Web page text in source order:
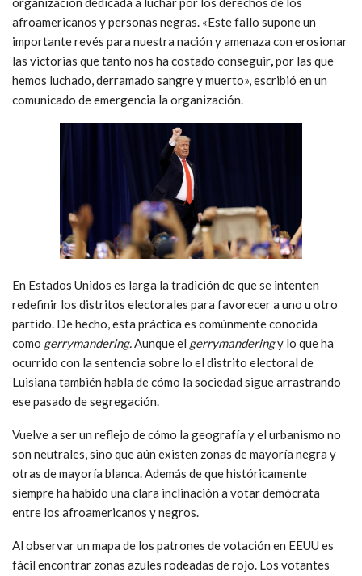
afroamericanos y personas negras. «Este fallo supone un
importante revés para nuestra nación y amenaza con erosionar
las victorias que tanto nos ha costado conseguir por las que
hemos luchado, derramado sangre y muerto», escribió en un
comunicado de emergencia la organización.
En Estados Unidos es larga la tradición de que se intenten
redefinir los distritos electorales para favorecer a uno u otro
partido. De hecho, esta práctica es comúnmente conocida
como gerrymandering.Aunque el gerrymanderingy lo que ha
ocurrido con la sentencia sobre lo el distrito electoral de
Luisiana también habla de cómo la sociedad sigue arrastrando
ese pasado de segregación.
Vuelve a ser un reflejo de cómo la geografía y el urbanismo no
son neutrales, sino que aún existen zonas de mayoría negra y
otras de mayoría blanca. Además de que históricamente
siempre ha habido una clara inclinación a votar demócrata
entre los afroamericanos y negros.
Al observar un mapa de los patrones de votación en EEUU es
fácil encontrar zonas azules rodeadas de rojo. Los votantes